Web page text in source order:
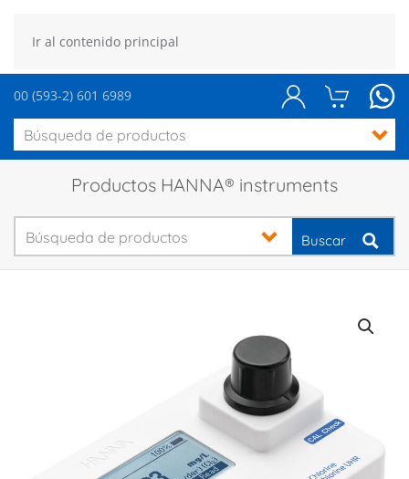
Ir al contenido principal
00 (593-2) 601 6989
Productos HANNA® instruments
Buscar